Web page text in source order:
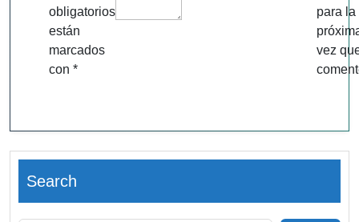
obligatorios
están
marcados
con *
para la
vez
Search